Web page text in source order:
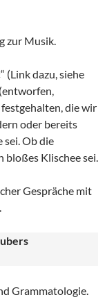
zur Musik.
“ (Link dazu, siehe
die wir
oder bereits
sei. Ob die
bloßes Klischee sei.
Gespräche mit
Grammatologie.